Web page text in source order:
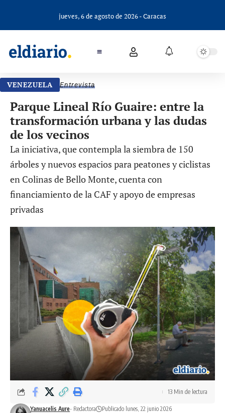
jueves, 6 de agosto de 2026 - Caracas
VENEZUELA Entrevista
Parque Lineal Río Guaire: entre la
transformación urbana y las dudas
de los vecinos
La iniciativa, que contempla la siembra de 150
árboles y nuevos espacios para peatones y ciclistas
en Colinas de Bello Monte, cuenta con
financiamiento de la CAF y apoyo de empresas
privadas
Yanuacelis Aure- Redactora Publicado lunes, 22 junio 2026
13 Min de lectura